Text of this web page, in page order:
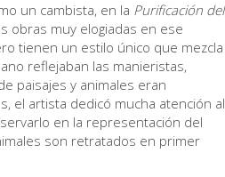
un cambista, en la Purificación del
obras muy elogiadas en ese
tienen un estilo único que mezcla
reflejaban las manieristas,
paisajes y animales eran
el artista dedicó mucha atención al
en la representación del
son retratados en primer